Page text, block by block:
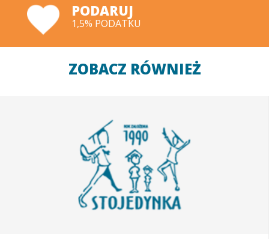
PODARUJ
1,5% PODATKU
ZOBACZ RÓWNIEŻ